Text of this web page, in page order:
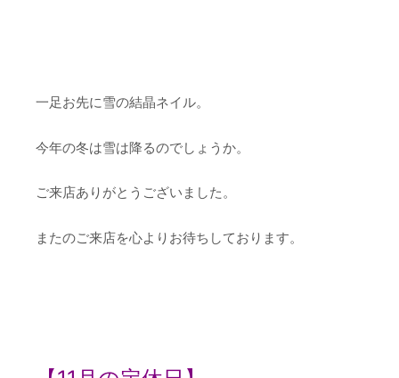
一足お先に雪の結晶ネイル。
今年の冬は雪は降るのでしょうか。
ご来店ありがとうございました。
またのご来店を心よりお待ちしております。